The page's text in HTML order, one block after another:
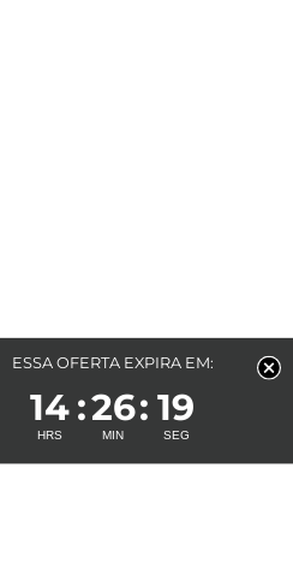
ESSA OFERTA EXPIRA EM:
14 26 19